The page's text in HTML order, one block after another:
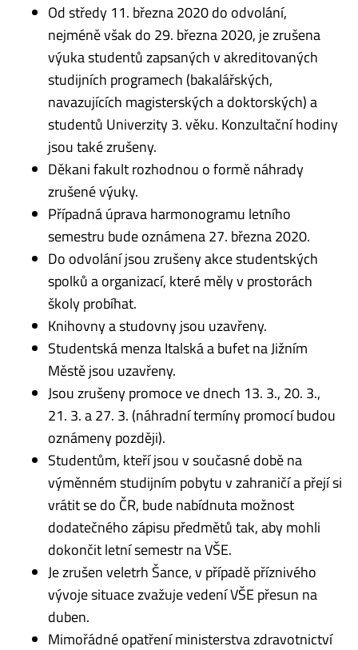
Od středy 11. března 2020 do odvolání,
nejméně však do 29. března 2020, je zrušena
výuka studentů zapsaných v akreditovaných
studijních programech (bakalářských,
navazujících magisterských a doktorských) a
studentů Univerzity 3. věku. Konzultační hodiny
jsou také zrušeny.
Děkani fakult rozhodnou o formě náhrady
zrušené výuky.
Případná úprava harmonogramu letního
semestru bude oznámena 27. března 2020.
Do odvolání jsou zrušeny akce studentských
spolků a organizací, které měly v prostorách
školy probíhat.
Knihovny a studovny jsou uzavřeny.
Studentská menza Italská a bufet na Jižním
Městě jsou uzavřeny.
Jsou zrušeny promoce ve dnech 13. 3., 20. 3.,
21. 3. a 27. 3. (náhradní termíny promocí budou
oznámeny později).
Studentům, kteří jsou v současné době na
výměnném studijním pobytu v zahraničí a přejí si
vrátit se do ČR, bude nabídnuta možnost
dodatečného zápisu předmětů tak, aby mohli
dokončit letní semestr na VŠE.
Je zrušen veletrh Šance, v případě příznivého
vývoje situace zvažuje vedení VŠE přesun na
duben.
Mimořádné opatření ministerstva zdravotnictví